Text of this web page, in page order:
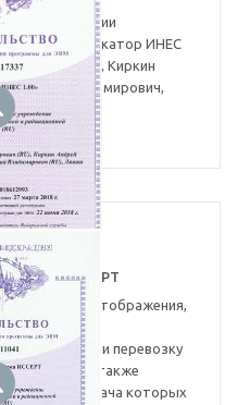
регистрации
Классификатор ИНЕС
Киркин
Владимирович,
ИССЕРТ
для отображения,
о
конструкцию и перевозку
а также
выдача которых